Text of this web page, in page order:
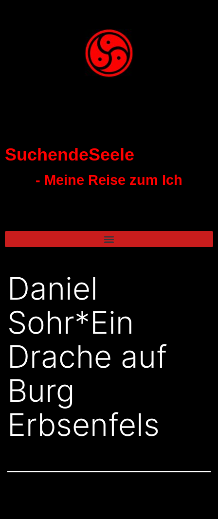
SuchendeSeele
- Meine Reise zum Ich
Daniel
Sohr*Ein
Drache auf
Burg
Erbsenfels